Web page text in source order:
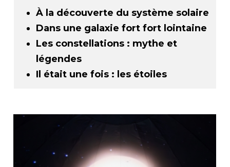
À la découverte du système solaire
Dans une galaxie fort fort lointaine
Les constellations : mythe et
légendes
Il était une fois : les étoiles